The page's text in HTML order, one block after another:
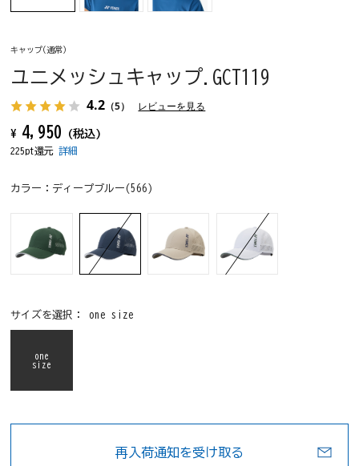
キャップ(通常)
ユニメッシュキャップ.GCT119
4.2 （5） レビューを見る
¥ 4,950 (税込)
225pt還元詳細
カラー： ディープブルー(566)
サイズを選択：one size
one
size
再入荷通知を受け取る